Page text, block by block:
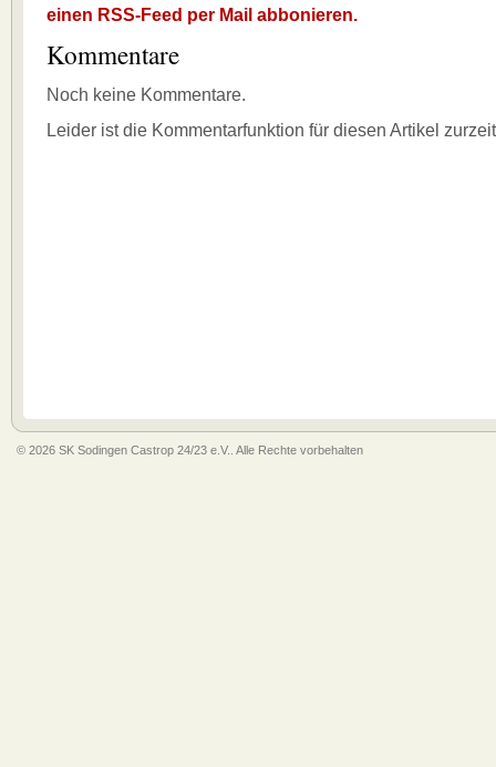
einen RSS-Feed per Mail abbonieren.
Kommentare
Noch keine Kommentare.
Leider ist die Kommentarfunktion für diesen Artikel
© 2026 SK Sodingen Castrop 24/23 e.V.. Alle Rechte vorbehalten